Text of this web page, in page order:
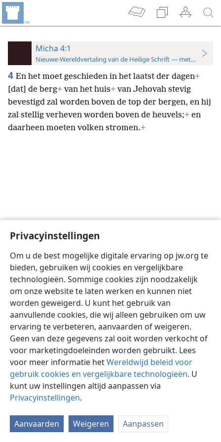
Privacyinstellingen
Om u de best mogelijke digitale ervaring op jw.org te
bieden, gebruiken wij cookies en vergelijkbare
technologieën. Sommige cookies zijn noodzakelijk
om onze website te laten werken en kunnen niet
worden geweigerd. U kunt het gebruik van
aanvullende cookies, die wij alleen gebruiken om uw
ervaring te verbeteren, aanvaarden of weigeren.
Geen van deze gegevens zal ooit worden verkocht of
voor marketingdoeleinden worden gebruikt. Lees
voor meer informatie hetWereldwijd beleid voor
gebruik cookies en vergelijkbare technologieën. U
kunt uw instellingen altijd aanpassen via
Privacyinstellingen.
Aanvaarden Weigeren Aanpassen
Micha 4:1
Nieuwe-Wereldvertaling van de Heilige Schrift — met
4 En het moet geschieden in het laatst der dagen+
[dat] de berg+ van het huis+ van Jehovah stevig
bevestigd zal worden boven de top der bergen, en hij
zal stellig verheven worden boven de heuvels;+ en
daarheen moeten volken stromen.+
Nederlands Instellingen
Copyright © 2026 Watch Tower Bible and Tract Society of Pennsylvania
Gebruiksvoorwaarden Privacybeleid
JW.ORG
Inloggen